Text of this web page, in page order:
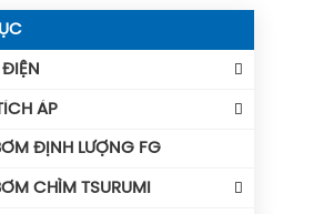
Mức
Tecno- Italy
ÁP
Áp Aquafill
Áp VAREM
ĐỊNH LƯỢNG FG
CHÌM TSURUMI